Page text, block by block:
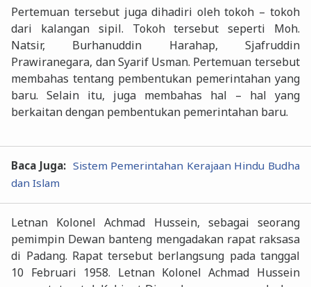
Pertemuan tersebut juga dihadiri oleh tokoh – tokoh
dari kalangan sipil. Tokoh tersebut seperti Moh.
Natsir, Burhanuddin Harahap, Sjafruddin
Prawiranegara, dan Syarif Usman. Pertemuan tersebut
membahas tentang pembentukan pemerintahan yang
baru. Selain itu, juga membahas hal – hal yang
berkaitan dengan pembentukan pemerintahan baru.
Baca Juga: Sistem Pemerintahan Kerajaan Hindu Budha
dan Islam
Letnan Kolonel Achmad Hussein, sebagai seorang
pemimpin Dewan banteng mengadakan rapat raksasa
di Padang. Rapat tersebut berlangsung pada tanggal
10 Februari 1958. Letnan Kolonel Achmad Hussein